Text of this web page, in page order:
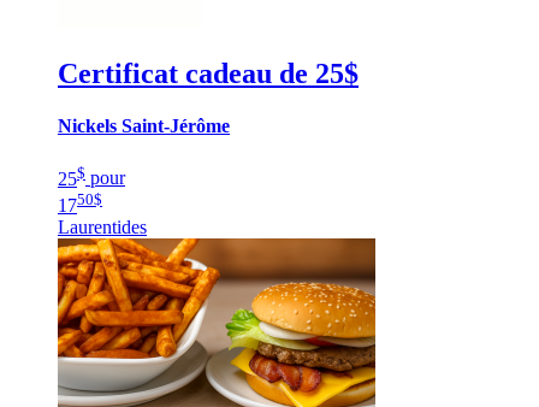
Certificat cadeau de 25$
Nickels Saint-Jérôme
25$ pour
1750$
Laurentides